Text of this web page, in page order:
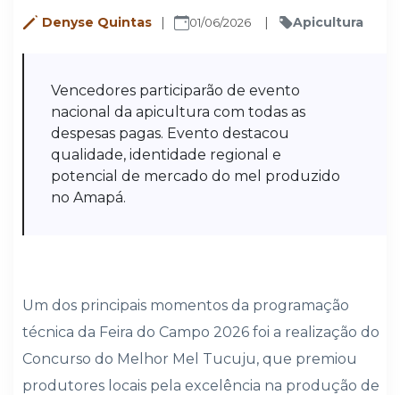
Denyse Quintas 01/06/2026 Apicultura
Vencedores participarão de evento
nacional da apicultura com todas as
despesas pagas. Evento destacou
qualidade, identidade regional e
potencial de mercado do mel produzido
no Amapá.
Um dos principais momentos da programação
técnica da Feira do Campo 2026 foi a realização do
Concurso do Melhor Mel Tucuju, que premiou
produtores locais pela excelência na produção de